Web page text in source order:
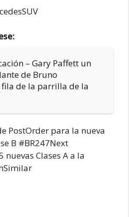
– Gary Paffett un
de Bruno
de la parrilla de la
PostOrder para la nueva
B #BR247Next
nuevas Clases A a la